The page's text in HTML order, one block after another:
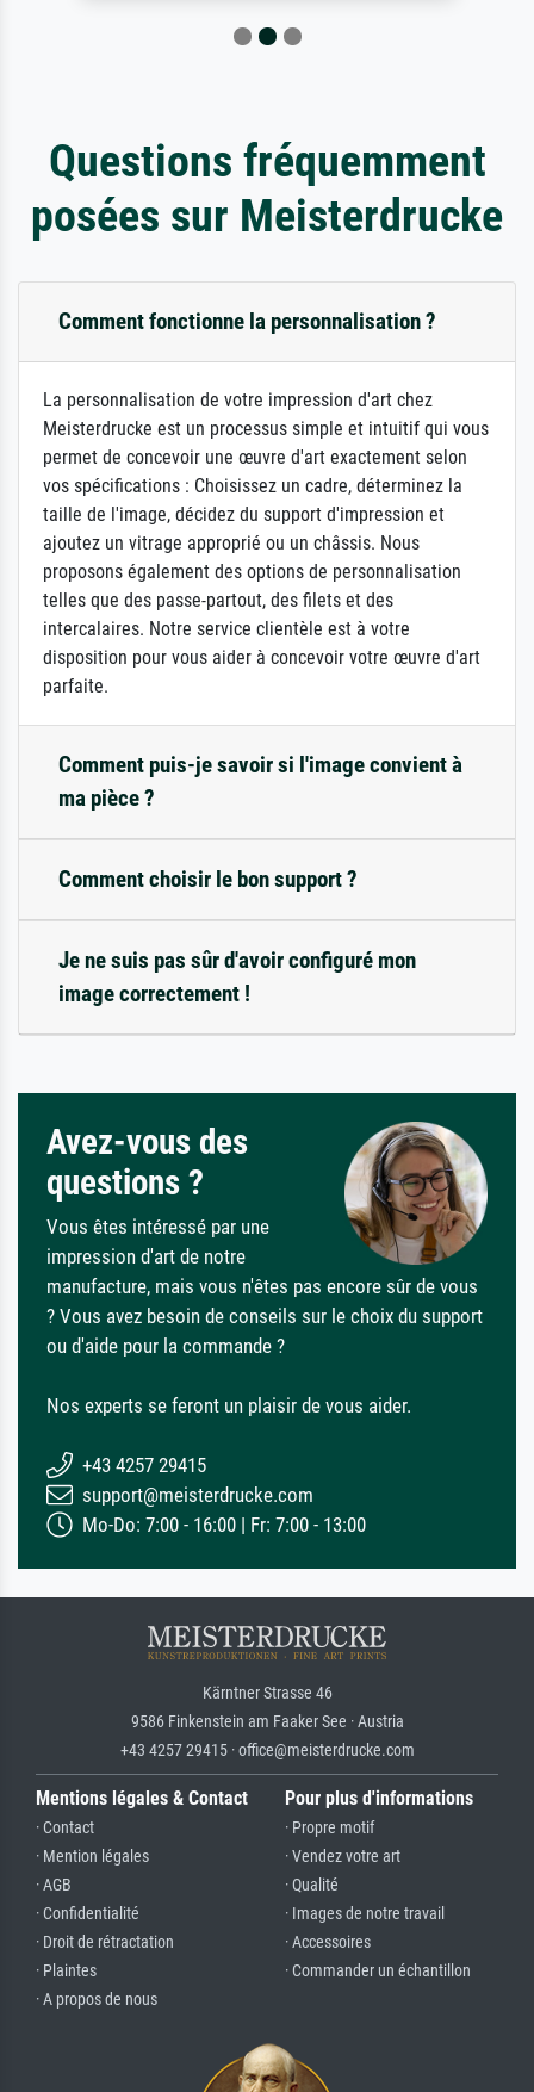
Questions fréquemment
posées sur Meisterdrucke
Comment fonctionne la personnalisation ?
La personnalisation de votre impression d'art chez
Meisterdrucke est un processus simple et intuitif qui vous
permet de concevoir une œuvre d'art exactement selon
vos spécifications : Choisissez un cadre, déterminez la
taille de l'image, décidez du support d'impression et
ajoutez un vitrage approprié ou un châssis. Nous
proposons également des options de personnalisation
telles que des passe-partout, des filets et des
intercalaires. Notre service clientèle est à votre
disposition pour vous aider à concevoir votre œuvre d'art
parfaite.
Comment puis-je savoir si l'image convient à
ma pièce ?
Comment choisir le bon support ?
Je ne suis pas sûr d'avoir configuré mon
image correctement !
Avez-vous des
questions ?
Vous êtes intéressé par une
impression d'art de notre
manufacture, mais vous n'êtes pas encore sûr de vous
? Vous avez besoin de conseils sur le choix du support
ou d'aide pour la commande ?
Nos experts se feront un plaisir de vous aider.
+43 4257 29415
support@meisterdrucke.com
Mo-Do: 7:00 - 16:00 | Fr: 7:00 - 13:00
Kärntner Strasse 46
9586 Finkenstein am Faaker See · Austria
+43 4257 29415 · office@meisterdrucke.com
Mentions légales & Contact
· Contact
· Mention légales
· AGB
· Confidentialité
· Droit de rétractation
· Plaintes
· A propos de nous
Pour plus d'informations
· Propre motif
· Vendez votre art
· Qualité
· Images de notre travail
· Accessoires
· Commander un échantillon